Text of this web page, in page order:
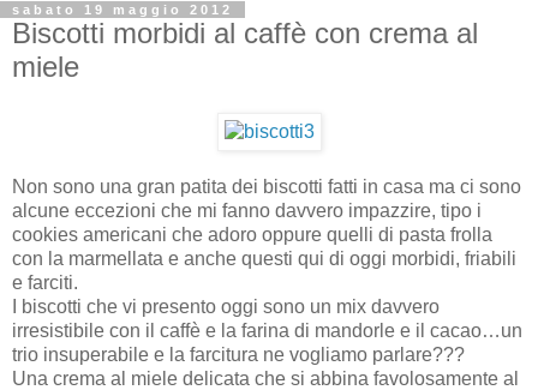
sabato 19 maggio 2012
Biscotti morbidi al caffè con crema al
miele
Non sono una gran patita dei biscotti fatti in casa ma ci sono
alcune eccezioni che mi fanno davvero impazzire, tipo i
cookies americani che adoro oppure quelli di pasta frolla
con la marmellata e anche questi qui di oggi morbidi, friabili
e farciti.
I biscotti che vi presento oggi sono un mix davvero
irresistibile con il caffè e la farina di mandorle e il cacao…un
trio insuperabile e la farcitura ne vogliamo parlare???
Una crema al miele delicata che si abbina favolosamente al